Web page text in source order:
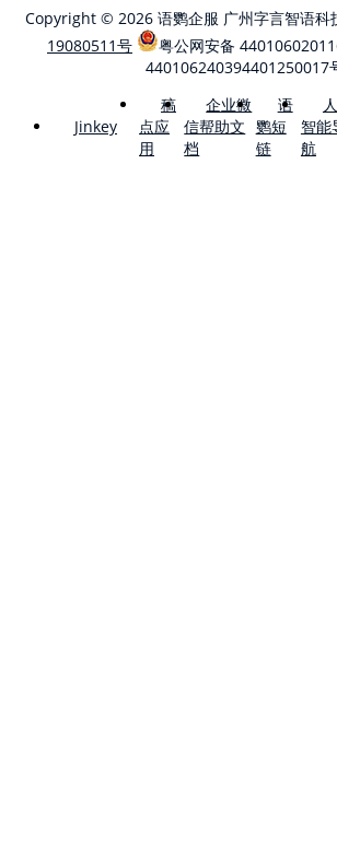
Copyright © 2026 语鹦企服 广州字言智语科
19080511号
粤公网安备
440106240394401250017
Jinkey
稿
点应
用
企业微
信帮助文
档
语
鹦短
链
智能
航